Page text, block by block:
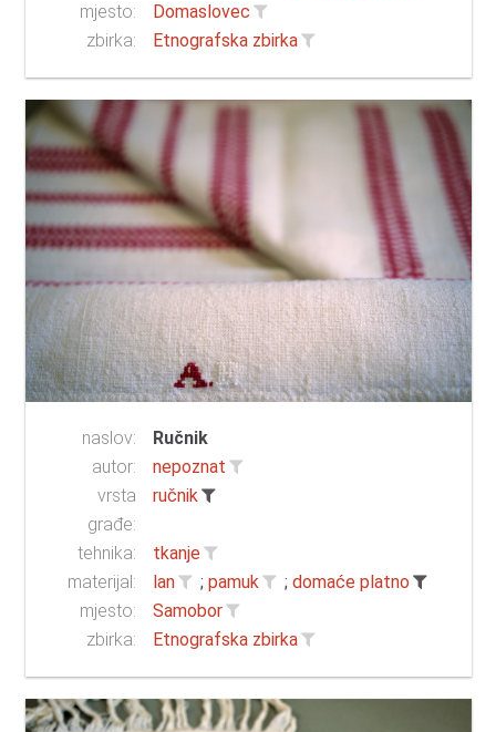
mjesto:
Domaslovec
zbirka:
Etnografska zbirka
naslov:
Ručnik
autor:
nepoznat
vrsta
građe:
ručnik
tehnika:
tkanje
materijal:
lan ; pamuk ; domaće platno
mjesto:
Samobor
zbirka:
Etnografska zbirka